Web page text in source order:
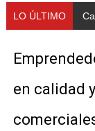
Fundecem
Gobierno
LO ÚLTIMO
en calidad